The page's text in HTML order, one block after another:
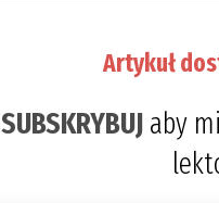
Artykuł
SUBSKRYBUJ aby